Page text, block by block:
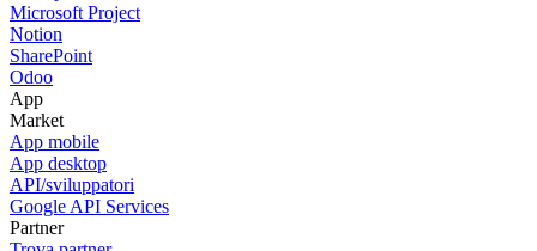
Microsoft Project
Notion
SharePoint
Odoo
App
Market
App mobile
App desktop
API/sviluppatori
Google API Services
Partner